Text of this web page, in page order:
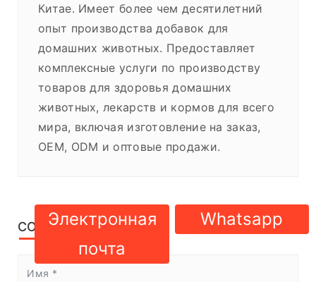
Китае. Имеет более чем десятилетний
опыт производства добавок для
домашних животных. Предоставляет
комплексные услуги по производству
товаров для здоровья домашних
животных, лекарств и кормов для всего
мира, включая изготовление на заказ,
OEM, ODM и оптовые продажи.
CONTACT US
Электронная
почта
Whatsapp